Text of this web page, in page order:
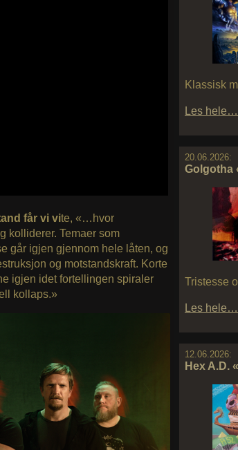
Klassisk
Les hele…
20.06.2026:
Golgotha
Tristesse
Les hele…
12.06.2026:
Hex A.D.
får vi vite, «…hvor
kolliderer. Temaer som
går igjen gjennom hele låten, og
og motstandskraft. Korte
igjen idet fortellingen spiraler
kollaps.»